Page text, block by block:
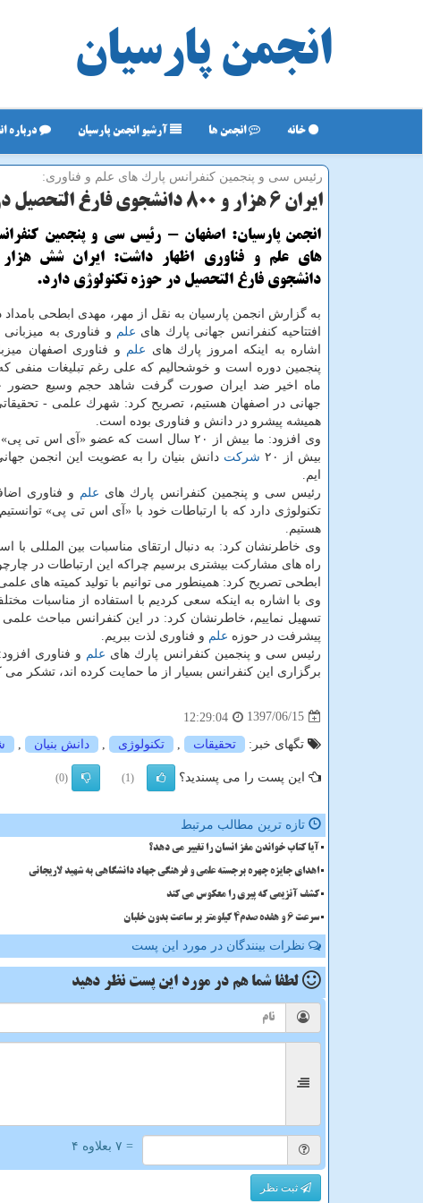
انجمن پارسیان
خانه انجمن ها آرشیو انجمن پارسیان درباره
رئیس سی و پنجمین كنفرانس پارك های علم و فناوری:
ایران ۶ هزار و ۸۰۰ دانشجوی فارغ التحصیل در حوزه تكنولوژی دارد
انجمن پارسیان: اصفهان - رئیس سی و پنجمین
دانشجوی فارغ التحصیل در حوزه تكنولوژی دارد.
به گزارش انجمن پارسیان به نقل از مهر، مهدی ابطحی بامداد
افتتاحیه كنفرانس جهانی پارك های علم و فناوری به میزبانی
اشاره به اینكه امروز پارك های علم و فناوری اصفهان
پنجمین دوره است و خوشحالیم كه علی رغم تبلیغات منفی
ماه اخیر ضد ایران صورت گرفت شاهد حجم وسیع حضور
جهانی در اصفهان هستیم، تصریح كرد: شهرك علمی -
همیشه پیشرو در دانش و فناوری بوده است.
وی افزود: ما بیش از ۲۰ سال است كه عضو «آی اس تی
بیش از ۲۰
شركت دانش بنیان را به عضویت این انجمن
ایم.
رئیس سی و پنجمین كنفرانس پارك های علم و فناوری
تكنولوژی دارد كه با ارتباطات خود با «آی اس تی پی»
هستیم.
وی خاطرنشان كرد: به دنبال ارتقای مناسبات بین المللی با
راه های مشاركت بیشتری برسیم چراكه این ارتباطات در
ابطحی تصریح كرد: همینطور می توانیم با تولید كمیته های
وی با اشاره به اینكه سعی كردیم با استفاده از مناسبات
تسهیل نماییم، خاطرنشان كرد: در این كنفرانس مباحث
پیشرفت در حوزه علم و فناوری لذت ببریم.
رئیس سی و پنجمین كنفرانس پارك های علم و فناوری
برگزاری این كنفرانس بسیار از ما حمایت كرده اند، تشكر می
1397/06/15
12:29:04
تگهای خبر: تحقیقات تكنولوژی دانش بنیان
این پست را می پسندید؟ (1)
(0)
تازه ترین مطالب مرتبط
آیا کتاب خواندن مغز انسان را تغییر می دهد؟
اهدای جایزه چهره برجسته علمی و فرهنگی جهاد دانشگاهی به شهید لاریجانی
کشف آنزیمی که پیری را معکوس می کند
سرعت 6 و هفده صدم4 کیلومتر بر ساعت بدون خلبان
نظرات بینندگان در مورد این پست
لطفا شما هم در مورد این پست نظر دهید
= ۷ بعلاوه ۴
ثبت نظر